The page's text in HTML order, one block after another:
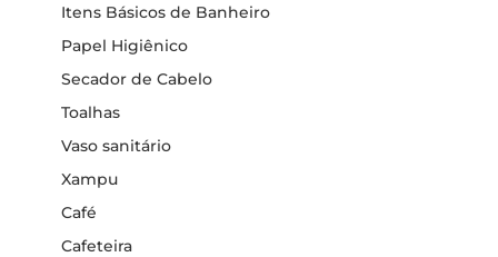
Itens Básicos de Banheiro
Papel Higiênico
Secador de Cabelo
Toalhas
Vaso sanitário
Xampu
Café
Cafeteira